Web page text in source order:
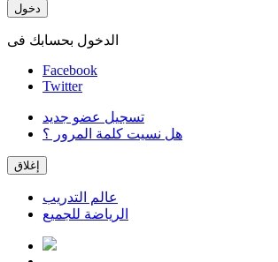
دخول
الدخول بحسابك فى
Facebook
Twitter
تسجيل عضو جديد
هل نسيت كلمة المرور ؟
إغلاق
عالم التدريب
الرياضة للجميع